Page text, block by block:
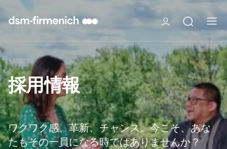
採用情報
ワクワク感、革新、チャンス。今こそ、あな
たもその一員になる時ではありませんか？